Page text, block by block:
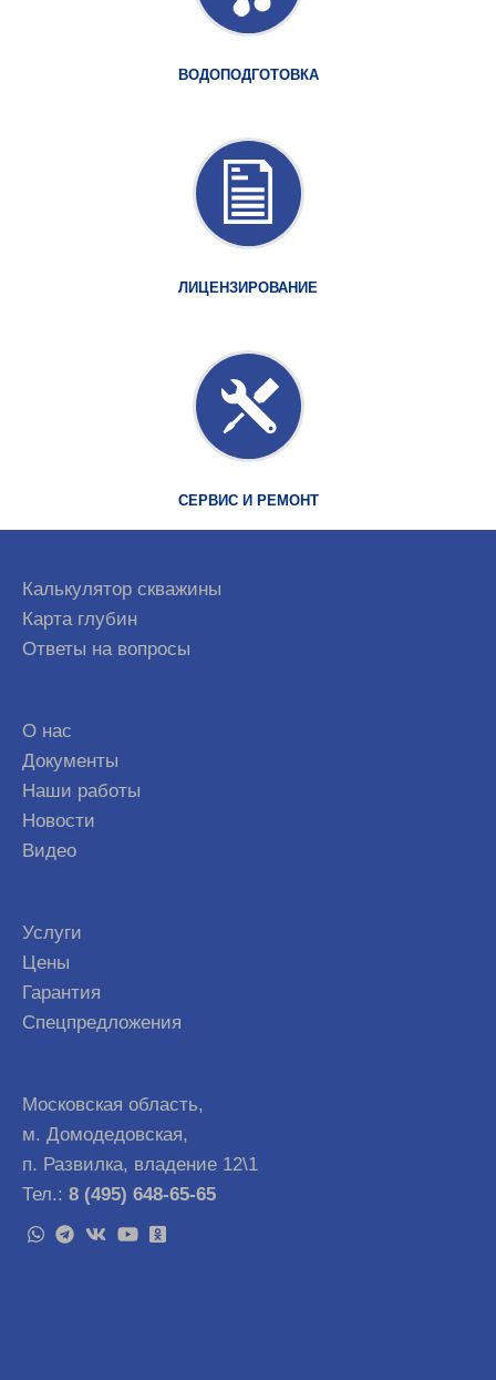
ВОДОПОДГОТОВКА
ЛИЦЕНЗИРОВАНИЕ
СЕРВИС И РЕМОНТ
Калькулятор скважины
Карта глубин
Ответы на вопросы
О нас
Документы
Наши работы
Новости
Видео
Услуги
Цены
Гарантия
Спецпредложения
Московская область,
м. Домодедовская,
п. Развилка, владение 12\1
Тел.: 8 (495) 648-65-65